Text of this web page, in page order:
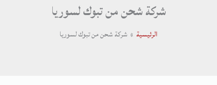
شركة شحن من تبوك لسوريا
الرئيسية شركة شحن من تبوك لسوريا